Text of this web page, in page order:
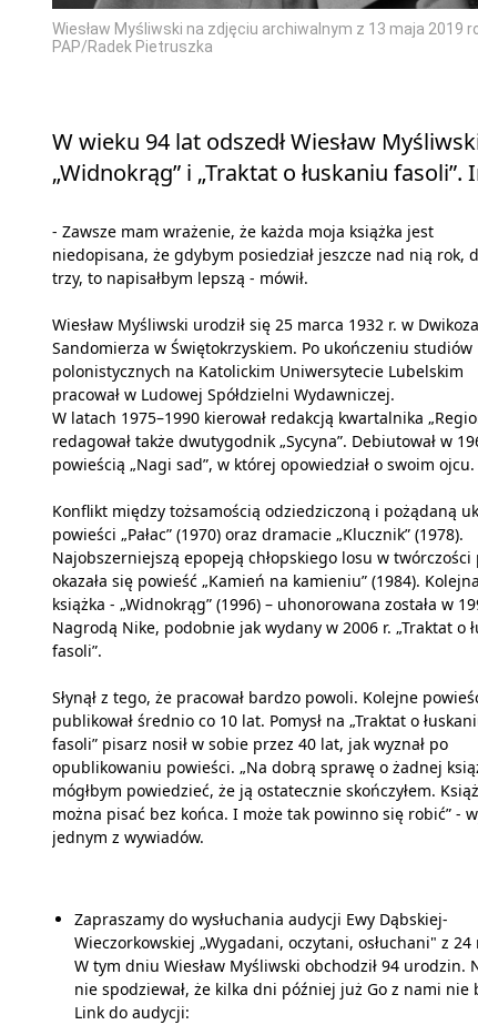
Wiesław Myśliwski na zdjęciu archiwalnym z 13 maja 2019
PAP/Radek Pietruszka
W wieku 94 lat odszedł Wiesław
„Widnokrąg” i „Traktat o łuskaniu
- Zawsze mam wrażenie, że każda moja książka jest
niedopisana, że gdybym posiedział jeszcze nad nią rok,
trzy, to napisałbym lepszą - mówił.
Wiesław Myśliwski urodził się 25 marca 1932 r. w
Sandomierza w Świętokrzyskiem. Po ukończeniu studiów
polonistycznych na Katolickim Uniwersytecie Lubelskim
pracował w Ludowej Spółdzielni Wydawniczej.
W latach 1975–1990 kierował redakcją kwartalnika
redagował także dwutygodnik „Sycyna”. Debiutował w
powieścią „Nagi sad”, w której opowiedział o swoim ojcu.
Konflikt między tożsamością odziedziczoną i pożądaną
powieści „Pałac” (1970) oraz dramacie „Klucznik” (1978).
Najobszerniejszą epopeją chłopskiego losu w twórczości
okazała się powieść „Kamień na kamieniu” (1984). Kolejna
książka - „Widnokrąg” (1996) – uhonorowana została w
Nagrodą Nike, podobnie jak wydany w 2006 r. „Traktat o
fasoli”.
Słynął z tego, że pracował bardzo powoli. Kolejne
publikował średnio co 10 lat. Pomysł na „Traktat o
fasoli” pisarz nosił w sobie przez 40 lat, jak wyznał po
opublikowaniu powieści. „Na dobrą sprawę o żadnej
mógłbym powiedzieć, że ją ostatecznie skończyłem.
można pisać bez końca. I może tak powinno się robić” -
jednym z wywiadów.
Zapraszamy do wysłuchania audycji Ewy Dąbskiej-
Wieczorkowskiej „Wygadani, oczytani, osłuchani" z 24
W tym dniu Wiesław Myśliwski obchodził 94 urodzin.
nie spodziewał, że kilka dni później już Go z nami nie
Link do audycji: